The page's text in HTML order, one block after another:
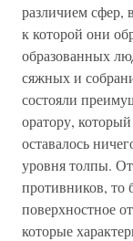
различием сфер,
к которой они
образованных
сяжных и
со­стояли
орато­ру,
остава­лось
уровня толпы.
противников, то
поверхностное
которые